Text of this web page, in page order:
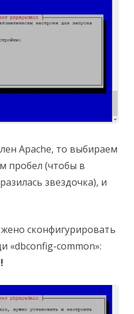
Apache, то выбираем
пробел (чтобы в
звездочка), и
сконфигурировать
«dbconfig-common»: